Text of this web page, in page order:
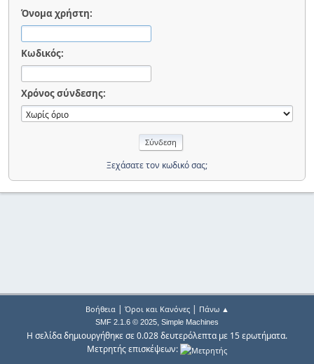
Όνομα χρήστη:
Κωδικός:
Χρόνος σύνδεσης:
Ξεχάσατε τον κωδικό σας;
Βοήθεια| Όροι και Κανόνες| Πάνω ▲
SMF 2.1.6 © 2025, Simple Machines
Η σελίδα δημιουργήθηκε σε 0.028 δευτερόλεπτα με 15 ερωτήματα.
Μετρητής επισκέψεων: